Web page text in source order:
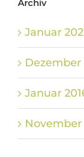
Archiv
Januar
Dezember
Januar
November